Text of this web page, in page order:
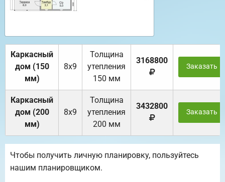
Каркасный
дом (150
мм)
8х9
Толщина
утепления
150 мм
3168800
Заказать
Каркасный
дом (200
мм)
8х9
Толщина
утепления
200 мм
3432800
Заказать
Чтобы получить личную планировку, пользуйтесь
нашим планировщиком.